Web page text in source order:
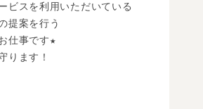
ビスを利用いただいている
提案を行う
仕事です★
ります！